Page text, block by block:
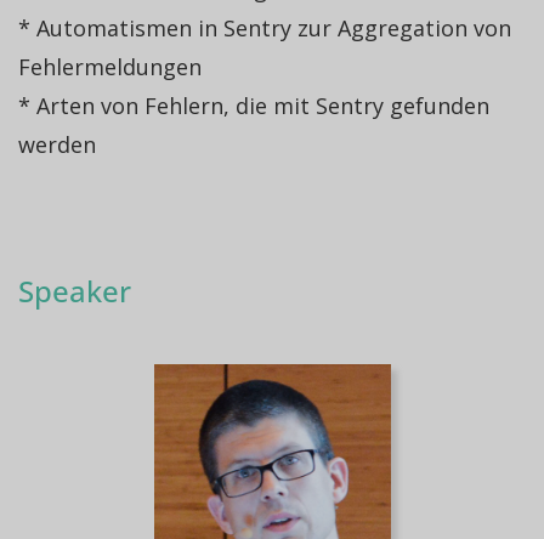
* Automatismen in Sentry zur Aggregation von
Fehlermeldungen
* Arten von Fehlern, die mit Sentry gefunden
werden
Speaker